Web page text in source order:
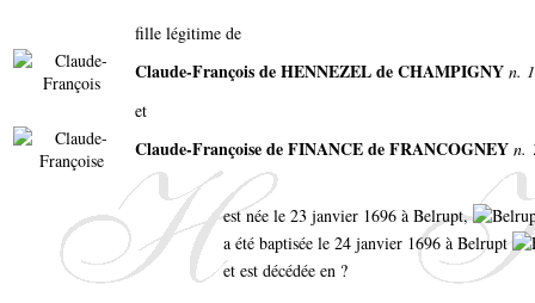
fille légitime de
Claude-François de HENNEZEL de CHAMPIGNY n.
et
Claude-Françoise de FINANCE de FRANCOGNEY n.
est née le 23 janvier 1696 à Belrupt,
a été baptisée le 24 janvier 1696 à Belrupt
et est décédée en ?